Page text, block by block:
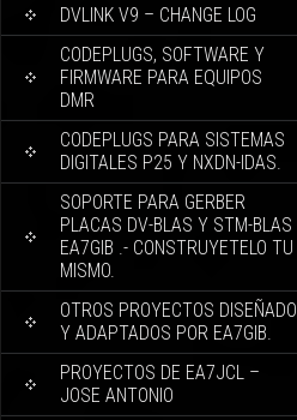
DVLINK V9 – CHANGE LOG
CODEPLUGS, SOFTWARE Y
FIRMWARE PARA EQUIPOS
DMR
CODEPLUGS PARA SISTEMAS
DIGITALES P25 Y NXDN-IDAS.
SOPORTE PARA GERBER
PLACAS DV-BLAS Y STM-BLAS
EA7GIB .- CONSTRUYETELO TU
MISMO.
OTROS PROYECTOS DISEÑADO
Y ADAPTADOS POR EA7GIB.
PROYECTOS DE EA7JCL –
JOSE ANTONIO